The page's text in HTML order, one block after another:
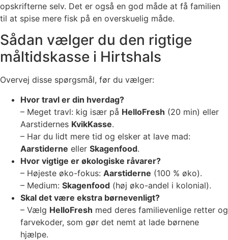
opskrifterne selv. Det er også en god måde at få familien
til at spise mere fisk på en overskuelig måde.
Sådan vælger du den rigtige
måltidskasse i Hirtshals
Overvej disse spørgsmål, før du vælger:
Hvor travl er din hverdag?
– Meget travl: kig især på HelloFresh (20 min) eller
Aarstidernes KvikKasse.
– Har du lidt mere tid og elsker at lave mad:
Aarstiderne eller Skagenfood.
Hvor vigtige er økologiske råvarer?
– Højeste øko-fokus: Aarstiderne (100 % øko).
– Medium: Skagenfood (høj øko-andel i kolonial).
Skal det være ekstra børnevenligt?
– Vælg HelloFresh med deres familievenlige retter og
farvekoder, som gør det nemt at lade børnene
hjælpe.